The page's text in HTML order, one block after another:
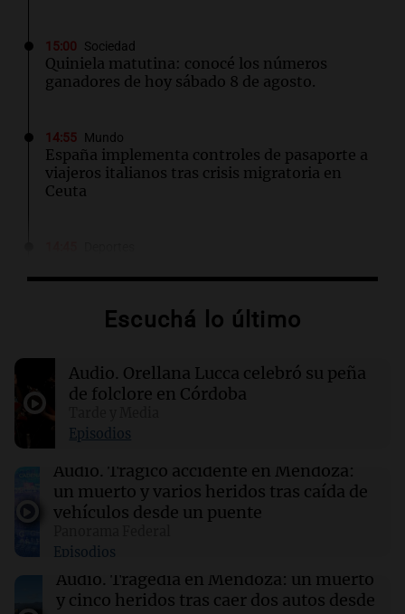
15:00 Sociedad
Quiniela matutina: conocé los números
ganadores de hoy sábado 8 de agosto.
14:55 Mundo
España implementa controles de pasaporte a
viajeros italianos tras crisis migratoria en
Ceuta
caída con Tigre en el Torneo Clausura
Controles fronterizos en España para viajeros
italianos tras sanciones de Italia
14:23 Una mañana para todos
Voluntarios limpiaron 9.000 metros del río
Suquía y retiraron hasta 800 kilos de basura
por jornada
Matías Pourrain sigue detenido: "Tres
hombres se lo llevaron para hacerle preguntas
y nunca regresó"
Escuchá lo último
Audio. Orellana Lucca celebró su peña
de folclore en Córdoba
Episodios
Audio. Trágico accidente en Mendoza:
un muerto y varios heridos tras caída de
vehículos desde un puente
Episodios
Audio. Tragedia en Mendoza: un muerto
y cinco heridos tras caer dos autos desde